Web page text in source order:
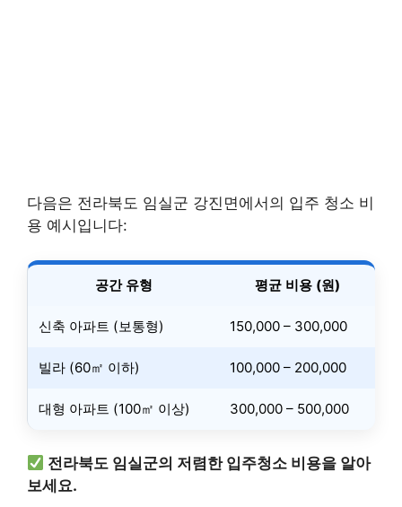
다음은 전라북도 임실군 강진면에서의 입주 청소 비
용 예시입니다:
공간 유형 평균 비용 (원)
신축 아파트 (보통형) 150,000 – 300,000
빌라 (60㎡ 이하) 100,000 – 200,000
대형 아파트 (100㎡ 이상) 300,000 – 500,000
전라북도 임실군의 저렴한 입주청소 비용을 알아
보세요.